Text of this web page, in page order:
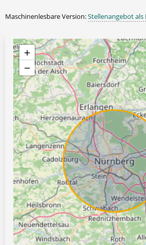
Maschinenlesbare Version:Stellenangebot als
+
−